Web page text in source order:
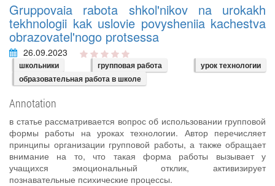
Gruppovaia rabota shkol'nikov na urokakh
tekhnologii kak uslovie povysheniia kachestva
obrazovatel'nogo protsessa
26.09.2023
школьники групповая работа
урок технологии
образовательная работа в школе
Annotation
в статье рассматривается вопрос об использовании групповой
формы работы на уроках технологии. Автор перечисляет
принципы организации групповой работы, а также обращает
внимание на то, что такая форма работы вызывает у
учащихся эмоциональный отклик, активизирует
познавательные психические процессы.